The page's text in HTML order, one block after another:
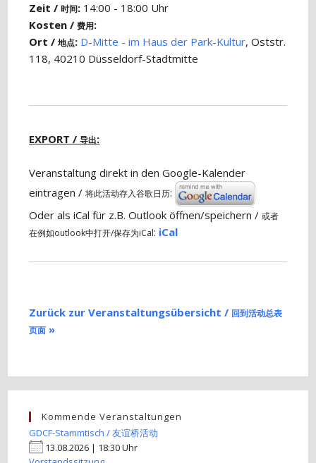
Zeit /时间: 14:00 - 18:00 Uhr
Kosten /费用:
Ort /地点: D-Mitte - im Haus der Park-Kultur, Oststr.
118, 40210 Düsseldorf-Stadtmitte
EXPORT /导出:
Veranstaltung direkt in den Google-Kalender
eintragen /将此活动存入谷歌日历:
Oder als iCal für z.B. Outlook öffnen/speichern /或者
在例如outlook中打开/保存为iCal: iCal
Zurück zur Veranstaltungsübersicht / 回到活动总表
页面 »
Kommende Veranstaltungen
GDCF-Stammtisch / 友谊桥活动
13.08.2026 | 18:30 Uhr